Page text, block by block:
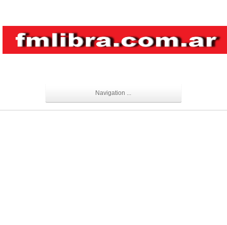
Navigation ...